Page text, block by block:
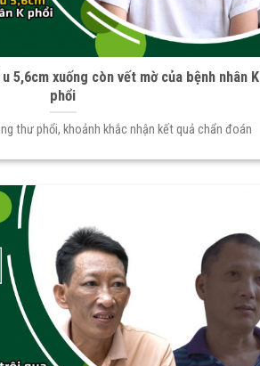
5,6cm xuống còn vết mờ của bệnh nhân K
phổi
thư phổi, khoảnh khắc nhận kết quả chẩn đoán